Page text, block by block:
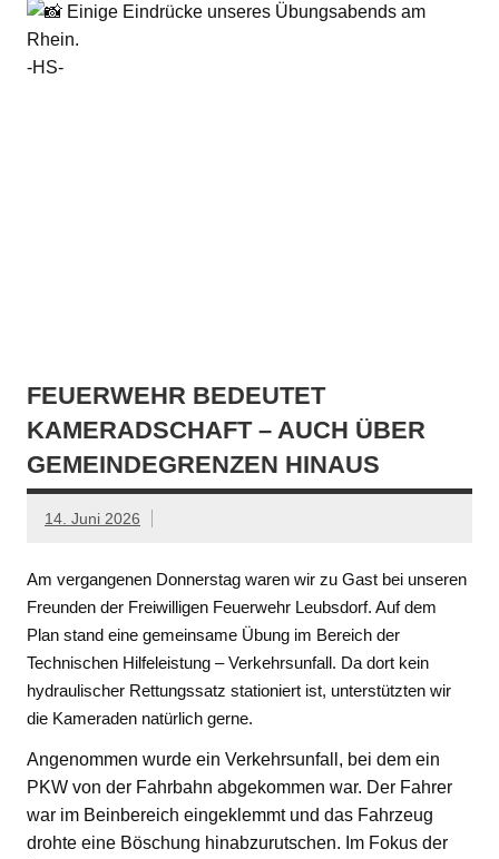
Einige Eindrücke unseres Übungsabends am
Rhein.
-HS-
FEUERWEHR BEDEUTET
KAMERADSCHAFT – AUCH ÜBER
GEMEINDEGRENZEN HINAUS
14. Juni 2026
Am vergangenen Donnerstag waren wir zu Gast bei unseren
Freunden der Freiwilligen Feuerwehr Leubsdorf. Auf dem
Plan stand eine gemeinsame Übung im Bereich der
Technischen Hilfeleistung – Verkehrsunfall. Da dort kein
hydraulischer Rettungssatz stationiert ist, unterstützten wir
die Kameraden natürlich gerne.
Angenommen wurde ein Verkehrsunfall, bei dem ein
PKW von der Fahrbahn abgekommen war. Der Fahrer
war im Beinbereich eingeklemmt und das Fahrzeug
drohte eine Böschung hinabzurutschen. Im Fokus der